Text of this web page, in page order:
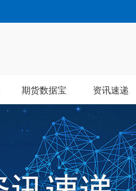
期货数据宝 资讯速递